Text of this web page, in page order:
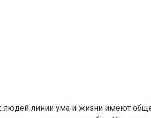
линии ума и жизни имеют